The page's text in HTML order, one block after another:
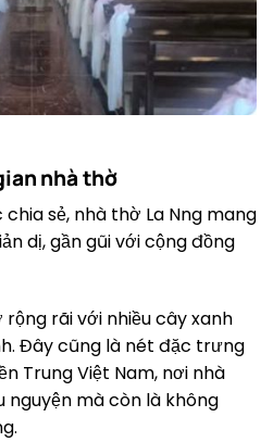
nhà thờ
sẻ, nhà thờ La Nng mang
dị, gần gũi với cộng đồng
rãi với nhiều cây xanh
Đây cũng là nét đặc trưng
Trung Việt Nam, nơi nhà
nguyện mà còn là không